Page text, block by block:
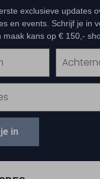
exclusieve updates
en events. Schrijf je in
maak kans op € 150,-
in